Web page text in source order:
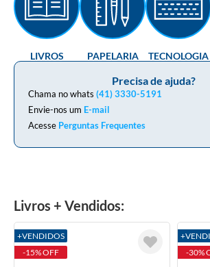
Precisa de ajuda?
Chama no whats (41) 3330-5191
Envie-nos um E-mail
Acesse Perguntas Frequentes
LIVROS PAPELARIA TECNOLOGIA
Livros + Vendidos:
+VENDIDOS
-15% OFF
-30%